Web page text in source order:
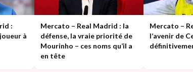
:
à
Mercato – Real Madrid : la
défense, la vraie priorité de
Mourinho – ces noms qu’il a
en tête
Mercato –
l’avenir de